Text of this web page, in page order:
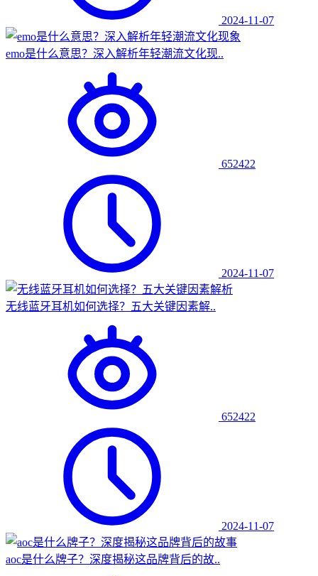
2024-11-07
emo是什么意思？深入解析年轻潮流文化现..
652422
2024-11-07
无线蓝牙耳机如何选择？五大关键因素解..
652422
2024-11-07
aoc是什么牌子？深度揭秘这品牌背后的故..